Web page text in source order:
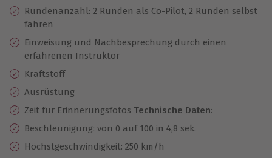
Rundenanzahl: 2 Runden als Co-Pilot, 2 Runden selbst
fahren
Einweisung und Nachbesprechung durch einen
erfahrenen Instruktor
Kraftstoff
Ausrüstung
Zeit für Erinnerungsfotos Technische Daten:
Beschleunigung: von 0 auf 100 in 4,8 sek.
Höchstgeschwindigkeit: 250 km/h